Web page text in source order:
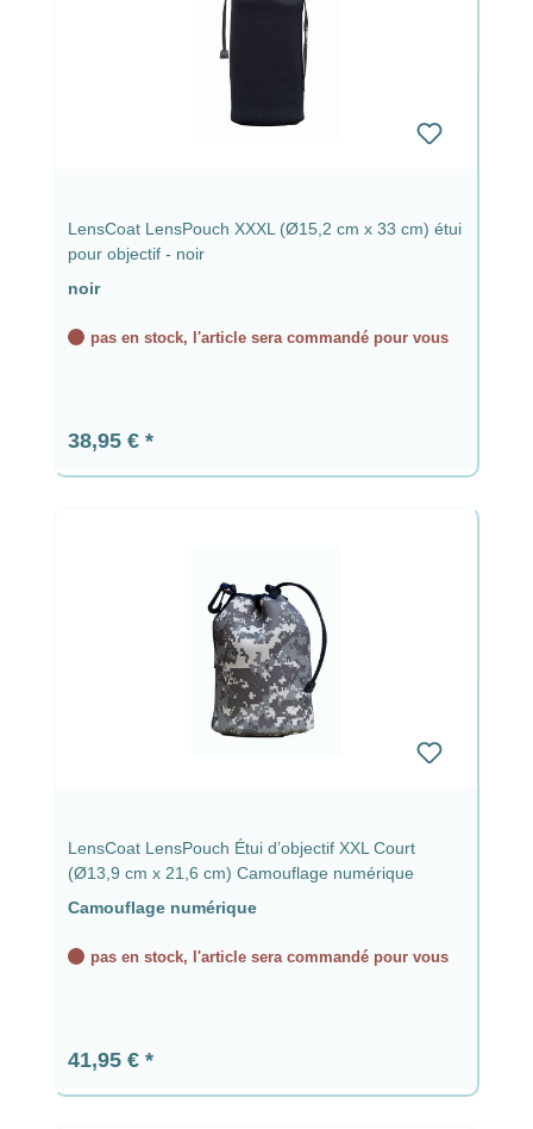
LensCoat LensPouch XXXL (Ø15,2 cm x 33 cm) étui
pour objectif - noir
noir
pas en stock, l'article sera commandé pour vous
Prix régulier :
38,95 €
LensCoat LensPouch Étui d’objectif XXL Court
(Ø13,9 cm x 21,6 cm) Camouflage numérique
Camouflage numérique
pas en stock, l'article sera commandé pour vous
Prix régulier :
41,95 €